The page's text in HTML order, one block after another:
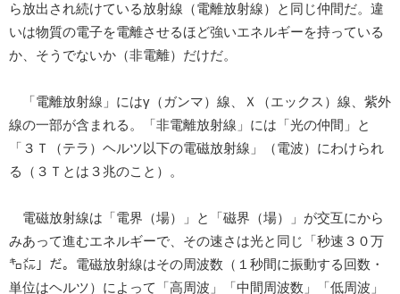
ら放出され続けている放射線（電離放射線）と同じ仲間だ。違
いは物質の電子を電離させるほど強いエネルギーを持っている
か、そうでないか（非電離）だけだ。
「電離放射線」にはγ（ガンマ）線、Ｘ（エックス）線、紫外
線の一部が含まれる。「非電離放射線」には「光の仲間」と
「３Ｔ（テラ）ヘルツ以下の電磁放射線」（電波）にわけられ
る（３Ｔとは３兆のこと）。
電磁放射線は「電界（場）」と「磁界（場）」が交互にから
みあって進むエネルギーで、その速さは光と同じ「秒速３０万
㌔㍍」だ。電磁放射線はその周波数（１秒間に振動する回数・
単位はヘルツ）によって「高周波」「中間周波数」「低周波」